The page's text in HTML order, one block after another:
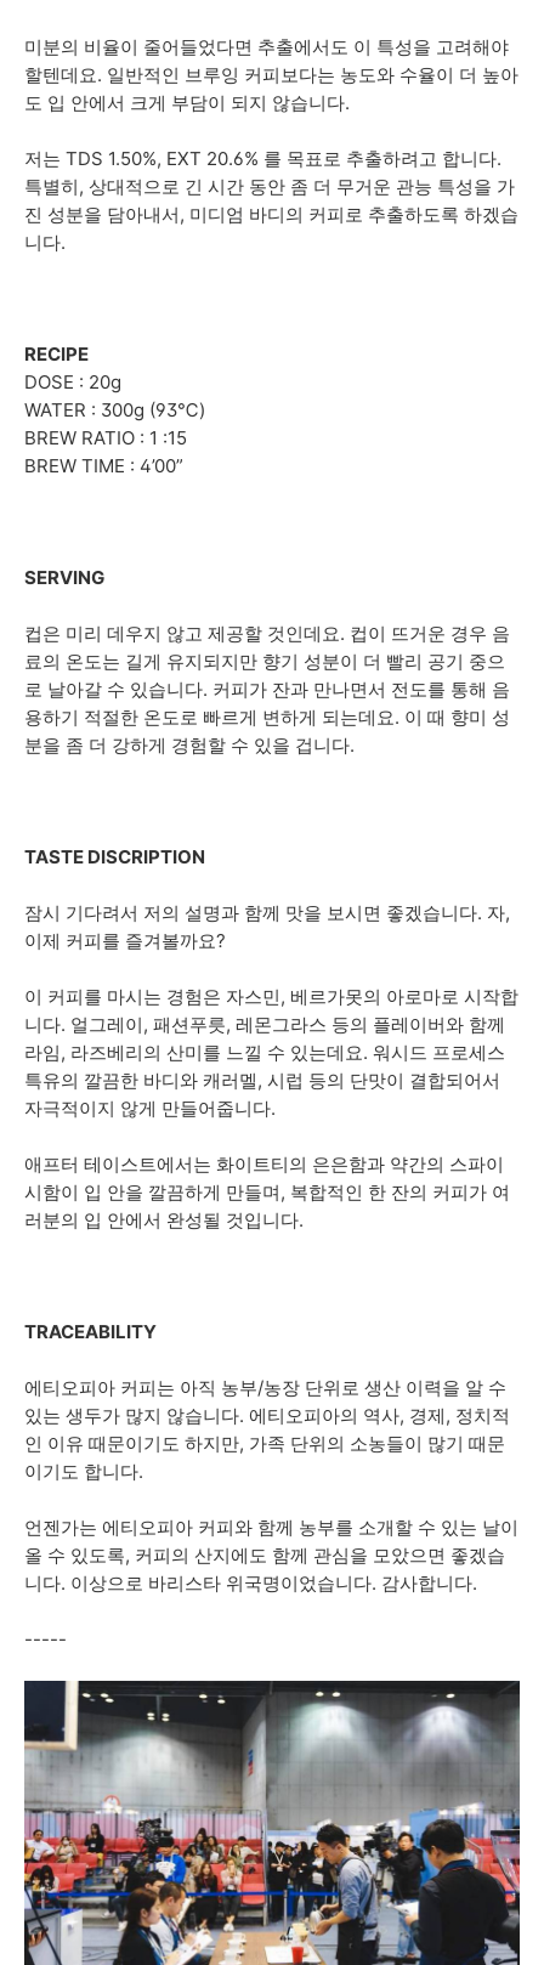
미분의 비율이 줄어들었다면 추출에서도 이 특성을 고려해야
할텐데요. 일반적인 브루잉 커피보다는 농도와 수율이 더 높아
도 입 안에서 크게 부담이 되지 않습니다.
저는 TDS 1.50%, EXT 20.6% 를 목표로 추출하려고 합니다.
특별히, 상대적으로 긴 시간 동안 좀 더 무거운 관능 특성을 가
진 성분을 담아내서, 미디엄 바디의 커피로 추출하도록 하겠습
니다.
RECIPE
DOSE : 20g
WATER : 300g (93℃)
BREW RATIO : 1 :15
BREW TIME : 4’00”
SERVING
컵은 미리 데우지 않고 제공할 것인데요. 컵이 뜨거운 경우 음
료의 온도는 길게 유지되지만 향기 성분이 더 빨리 공기 중으
로 날아갈 수 있습니다. 커피가 잔과 만나면서 전도를 통해 음
용하기 적절한 온도로 빠르게 변하게 되는데요. 이 때 향미 성
분을 좀 더 강하게 경험할 수 있을 겁니다.
TASTE DISCRIPTION
잠시 기다려서 저의 설명과 함께 맛을 보시면 좋겠습니다. 자,
이제 커피를 즐겨볼까요?
이 커피를 마시는 경험은 자스민, 베르가못의 아로마로 시작합
니다. 얼그레이, 패션푸릇, 레몬그라스 등의 플레이버와 함께
라임, 라즈베리의 산미를 느낄 수 있는데요. 워시드 프로세스
특유의 깔끔한 바디와 캐러멜, 시럽 등의 단맛이 결합되어서
자극적이지 않게 만들어줍니다.
애프터 테이스트에서는 화이트티의 은은함과 약간의 스파이
시함이 입 안을 깔끔하게 만들며, 복합적인 한 잔의 커피가 여
러분의 입 안에서 완성될 것입니다.
TRACEABILITY
에티오피아 커피는 아직 농부/농장 단위로 생산 이력을 알 수
있는 생두가 많지 않습니다. 에티오피아의 역사, 경제, 정치적
인 이유 때문이기도 하지만, 가족 단위의 소농들이 많기 때문
이기도 합니다.
언젠가는 에티오피아 커피와 함께 농부를 소개할 수 있는 날이
올 수 있도록, 커피의 산지에도 함께 관심을 모았으면 좋겠습
니다. 이상으로 바리스타 위국명이었습니다. 감사합니다.
-----